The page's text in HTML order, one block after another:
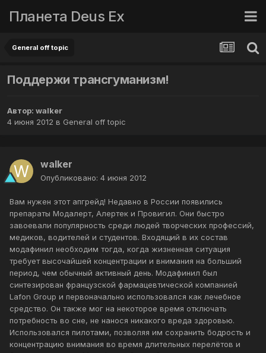
Планета Deus Ex
General off topic
Поддержи трансгуманизм!
Автор: walker
4 июня 2012 в General off topic
walker
Опубликовано: 4 июня 2012
Вам нужен этот апгрейд! Недавно в России появились
препараты Модалерт, Алертек и Провигил. Они быстро
завоевали популярность среди людей творческих профессий,
медиков, водителей и студентов. Входящий в их состав
модафинил необходим тогда, когда жизненная ситуация
требует высочайшей концентрации и внимания на больший
период, чем обычный активный день. Модафинил был
синтезирован французской фармацевтической компанией
Lafon Group и первоначально использовался как лечебное
средство. Он также мог на некоторое время отключать
потребность во сне, не нанося никакого вреда здоровью.
Использовался пилотами, позволяя им сохранить бодрость и
концентрацию внимания во время длительных перелётов и